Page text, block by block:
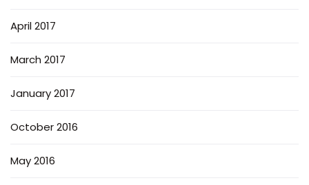
April 2017
March 2017
January 2017
October 2016
May 2016